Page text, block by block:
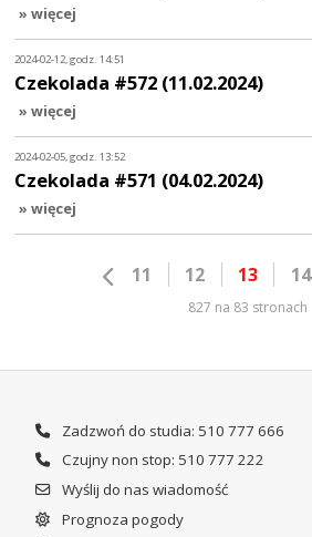
» więcej
2024-02-12, godz. 14:51
Czekolada #572 (11.02.2024)
» więcej
2024-02-05, godz. 13:52
Czekolada #571 (04.02.2024)
» więcej
11 12 13 14
827 na 83 stronach
Zadzwoń do studia: 510 777 666
Czujny non stop: 510 777 222
Wyślij do nas wiadomość
Prognoza pogody